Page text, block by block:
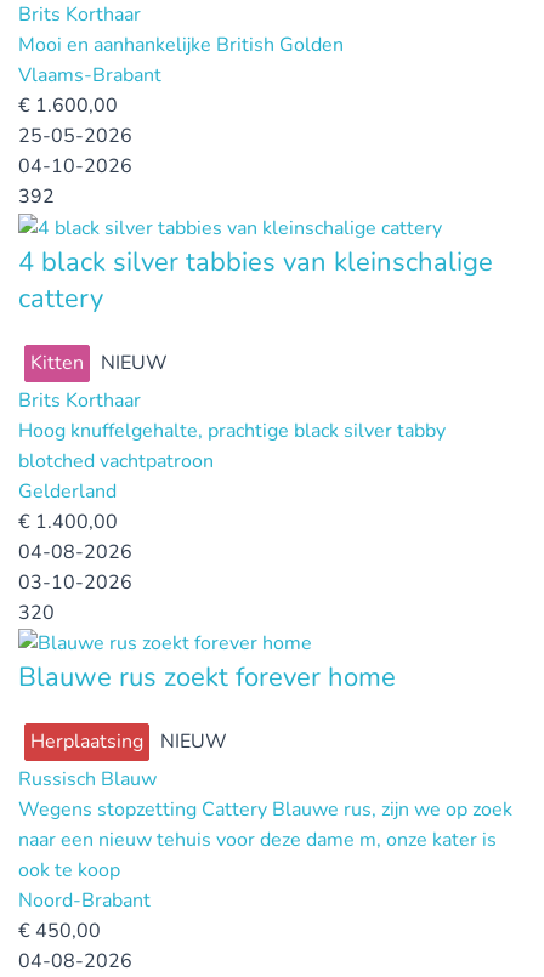
Brits Korthaar
Mooi en aanhankelijke British Golden
Vlaams-Brabant
€ 1.600,00
25-05-2026
04-10-2026
392
4 black silver tabbies van kleinschalige
cattery
Kitten
NIEUW
Brits Korthaar
Hoog knuffelgehalte, prachtige black silver tabby
blotched vachtpatroon
Gelderland
€ 1.400,00
04-08-2026
03-10-2026
320
Blauwe rus zoekt forever home
Herplaatsing
NIEUW
Russisch Blauw
Wegens stopzetting Cattery Blauwe rus, zijn we op zoek
naar een nieuw tehuis voor deze dame m, onze kater is
ook te koop
Noord-Brabant
€ 450,00
04-08-2026